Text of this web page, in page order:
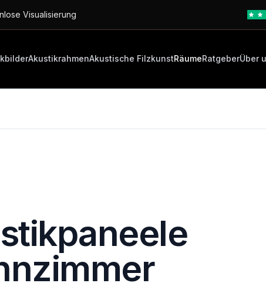
Visualisierung
AkustikrahmenAkustische FilzkunstRäumeRatgeberÜber